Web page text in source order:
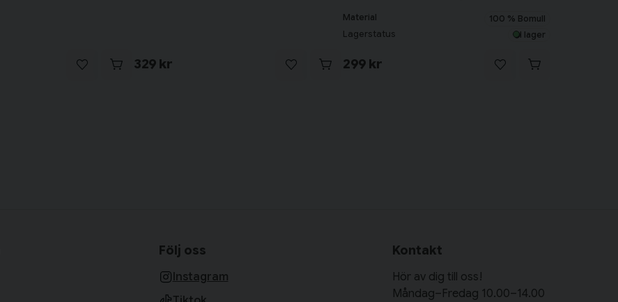
329 kr
Material 100 % Bomull
Lagerstatus I lager
299 kr
Följ oss
Instagram
Kontakt
Hör av dig till oss!
Måndag–Fredag 10.00–14.00